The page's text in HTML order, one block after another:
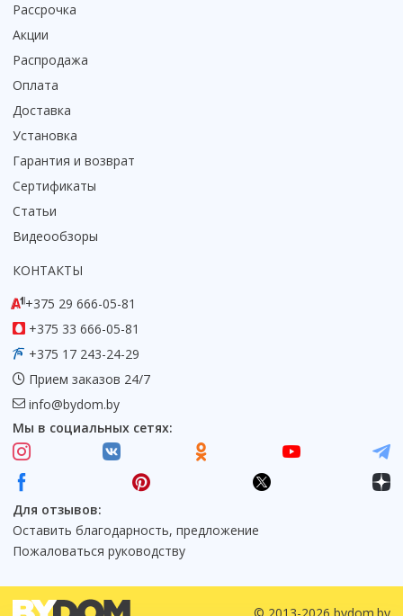
Рассрочка
Акции
Распродажа
Оплата
Доставка
Установка
Гарантия и возврат
Сертификаты
Статьи
Видеообзоры
КОНТАКТЫ
+375 29 666-05-81
+375 33 666-05-81
+375 17 243-24-29
Прием заказов 24/7
info@bydom.by
Мы в социальных сетях:
Для отзывов:
Оставить благодарность, предложение
Пожаловаться руководству
© 2013-2026 bydom.by